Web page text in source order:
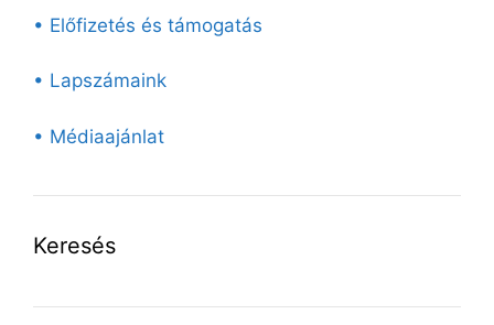
• Előfizetés és támogatás
• Lapszámaink
• Médiaajánlat
Keresés